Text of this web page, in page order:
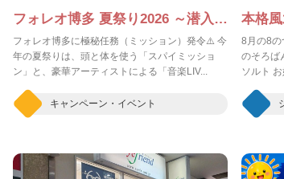
フォレオ博多 夏祭り2026 ～潜入スパイミッション～ 開催決定！
フォレオ博多に極秘任務（ミッション）発令⚠️ 今
年の夏祭りは、頭と体を使う「スパイミッショ
ン」と、豪華アーティストによる「音楽LIV...
キャンペーン・イベント
本格
8月の8の
のそろば
ソルト